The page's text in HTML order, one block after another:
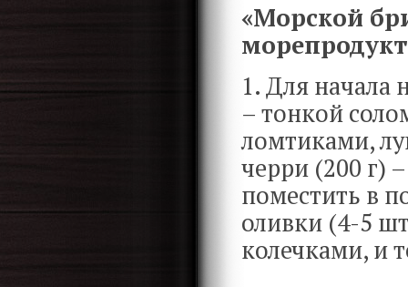
«Морской
1. Для начала
– тонкой
ломтиками,
черри (200 г)
поместить в
оливки (4-5
колечками, и